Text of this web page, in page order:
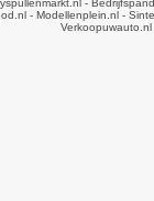
-
- Modellenplein.nl-
Verkoopuwauto.nl